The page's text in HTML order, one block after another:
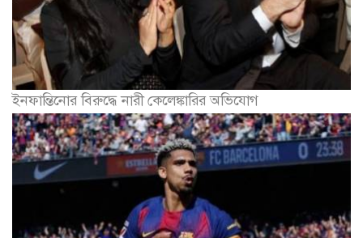
ইনফান্তিনোর বিরুদ্ধে নারী কেলেঙ্কারির অভিযোগ